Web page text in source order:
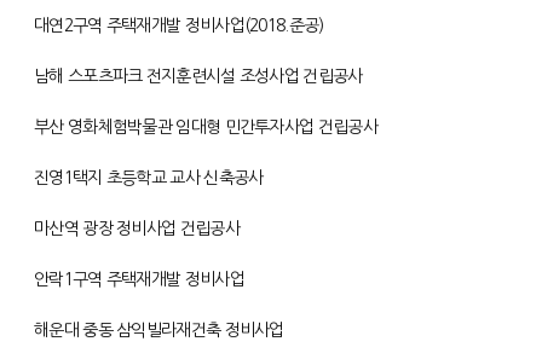
대연2구역 주택재개발 정비사업(2018.준공)
남해 스포츠파크 전지훈련시설 조성사업 건립공사
부산 영화체험박물관 임대형 민간투자사업 건립공사
진영1택지 초등학교 교사 신축공사
마산역 광장 정비사업 건립공사
안락1구역 주택재개발 정비사업
해운대 중동 삼익빌라재건축 정비사업